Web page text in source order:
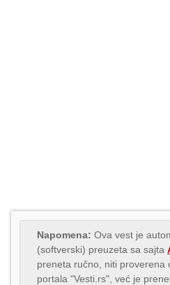
Napomena: Ova vest je
(softverski) preuzeta sa sajta
preneta ručno, niti proverena
portala "Vesti.rs", već je